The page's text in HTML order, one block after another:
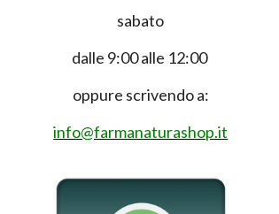
sabato
dalle 9:00 alle 12:00
oppure scrivendo a:
info@farmanaturashop.it